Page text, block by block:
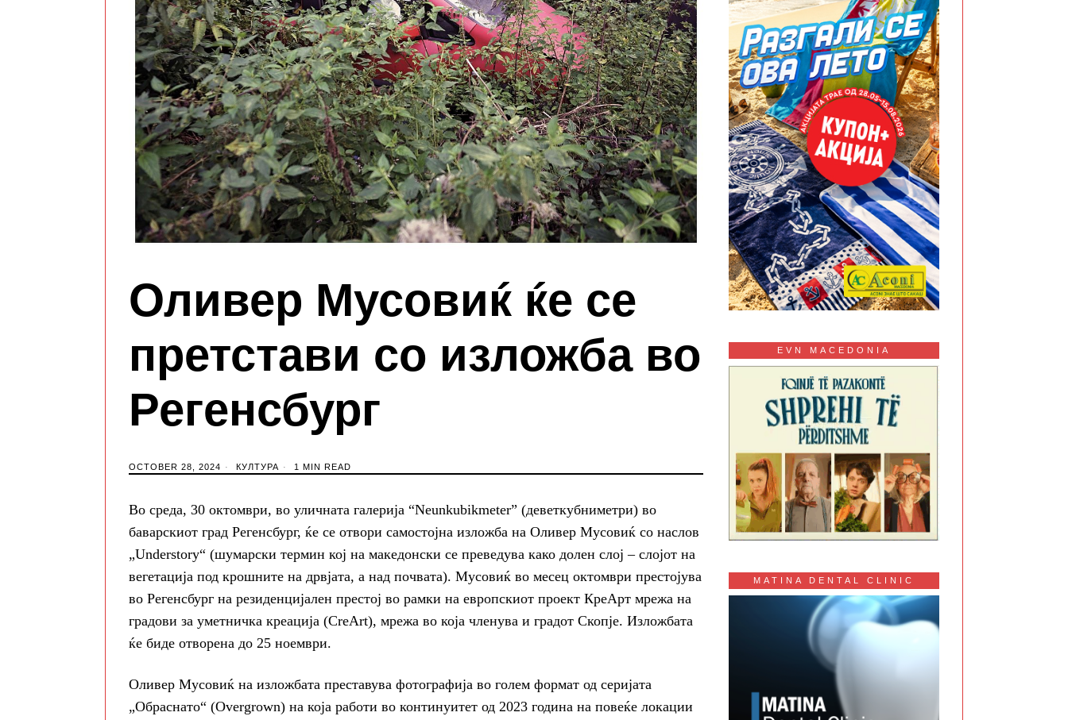
Оливер Мусовиќ ќе се
претстави со изложба во
Регенсбург
OCTOBER 28, 2024 КУЛТУРА 1 MIN READ
Во среда, 30 октомври, во уличната галерија “Neunkubikmeter” (деветкубниметри) во
баварскиот град Регенсбург, ќе се отвори самостојна изложба на Оливер Мусовиќ со наслов
„Understory“ (шумарски термин кој на македонски се преведува како долен слој – слојот на
вегетација под крошните на дрвјата, а над почвата). Мусовиќ во месец октомври престојува
во Регенсбург на резиденцијален престој во рамки на европскиот проект КреАрт мрежа на
градови за уметничка креација (CreArt), мрежа во која членува и градот Скопје. Изложбата
ќе биде отворена до 25 ноември.
Оливер Мусовиќ на изложбата преставува фотографија во голем формат од серијата
„Обраснато“ (Overgrown) на која работи во континуитет од 2023 година на повеќе локации
EVN MACEDONIA
MATINA DENTAL CLINIC